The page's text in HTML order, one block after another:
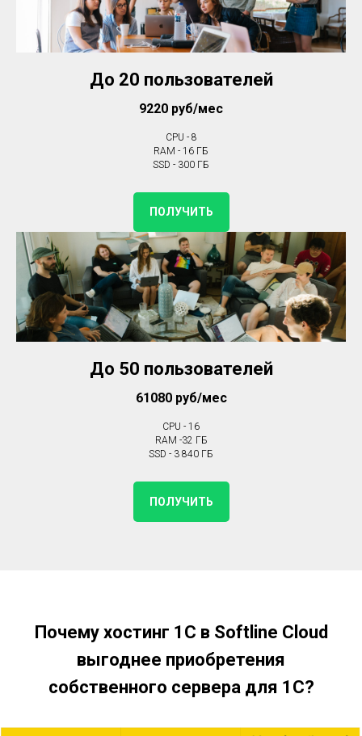
До 20 пользователей
9220 руб/мес
CPU - 8
RAM - 16 ГБ
SSD - 300 ГБ
ПОЛУЧИТЬ
До 50 пользователей
61080 руб/мес
CPU - 16
RAM -32 ГБ
SSD - 3 840 ГБ
ПОЛУЧИТЬ
Почему хостинг 1С в Softline Cloud
выгоднее приобретения
собственного сервера для 1С?